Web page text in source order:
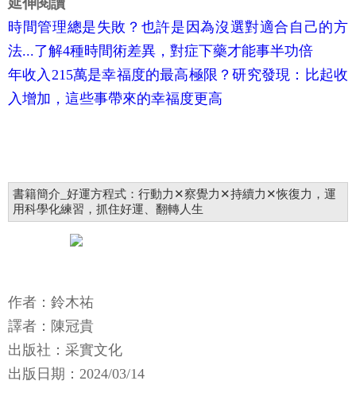
延伸閱讀
時間管理總是失敗？也許是因為沒選對適合自己的方
法...了解4種時間術差異，對症下藥才能事半功倍
年收入215萬是幸福度的最高極限？研究發現：比起收
入增加，這些事帶來的幸福度更高
書籍簡介_好運方程式：行動力✕察覺力✕持續力✕恢復力，運
用科學化練習，抓住好運、翻轉人生
作者：鈴木祐
譯者：陳冠貴
出版社：采實文化
出版日期：2024/03/14